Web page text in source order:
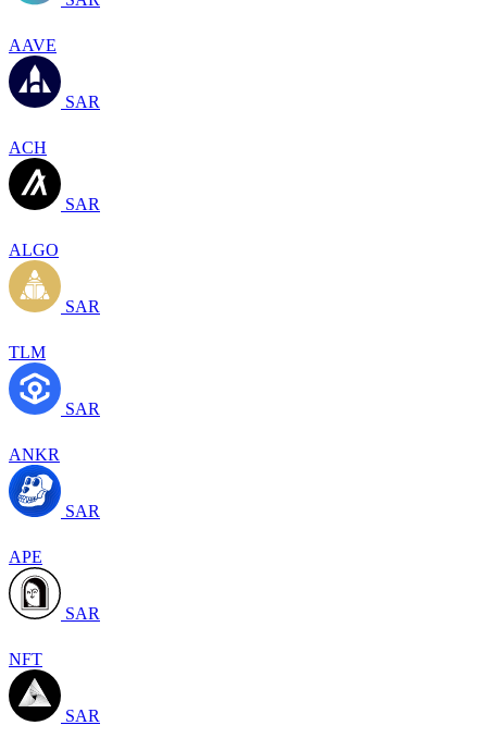
AAVE
SAR
ACH
SAR
ALGO
SAR
TLM
SAR
ANKR
SAR
APE
SAR
NFT
SAR